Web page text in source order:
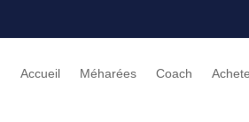
Accueil Méharées Coach